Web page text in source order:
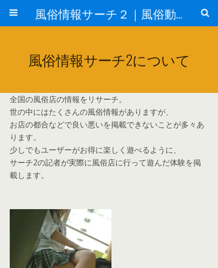
風俗情報サーチ２｜風俗動画
風俗情報サーチ2について
全国の風俗店の情報をリサーチ。
世の中にはたくさんの風俗情報がありますが、
お店の都合などで良い悪いを掲載できないことが多々あ
ります。
少しでもユーザーがお得に楽しく遊べるように、
サーチ2の記者が実際に風俗店に行って遊んだ体験を掲
載します。